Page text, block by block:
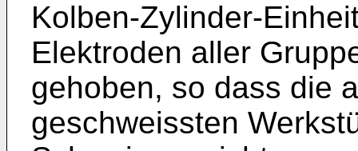
Kolben-Zylinder-
Elektroden aller
gehoben, so dass die
geschweissten